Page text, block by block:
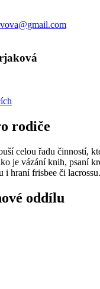
rodiče
celou řadu činností,
je vázání knih, psaní
i hraní frisbee či lacrossu.
oddílu